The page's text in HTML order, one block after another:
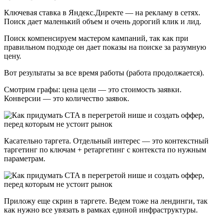
Ключевая ставка в Яндекс.Директе — на рекламу в сетях.
Поиск дает маленький объем и очень дорогий клик и лид.
Поиск компенсируем мастером кампаний, так как при
правильном подходе он дает показы на поиске за разумную
цену.
Вот результаты за все время работы (работа продолжается).
Смотрим графы: цена цели — это стоимость заявки.
Конверсии — это количество заявок.
Касательно таргета. Отдельный интерес — это контекстный
таргетинг по ключам + ретаргетинг с контекста по нужным
параметрам.
Приложу еще скрин в таргете. Ведем тоже на лендинги, так
как нужно все увязать в рамках единой инфраструктуры.